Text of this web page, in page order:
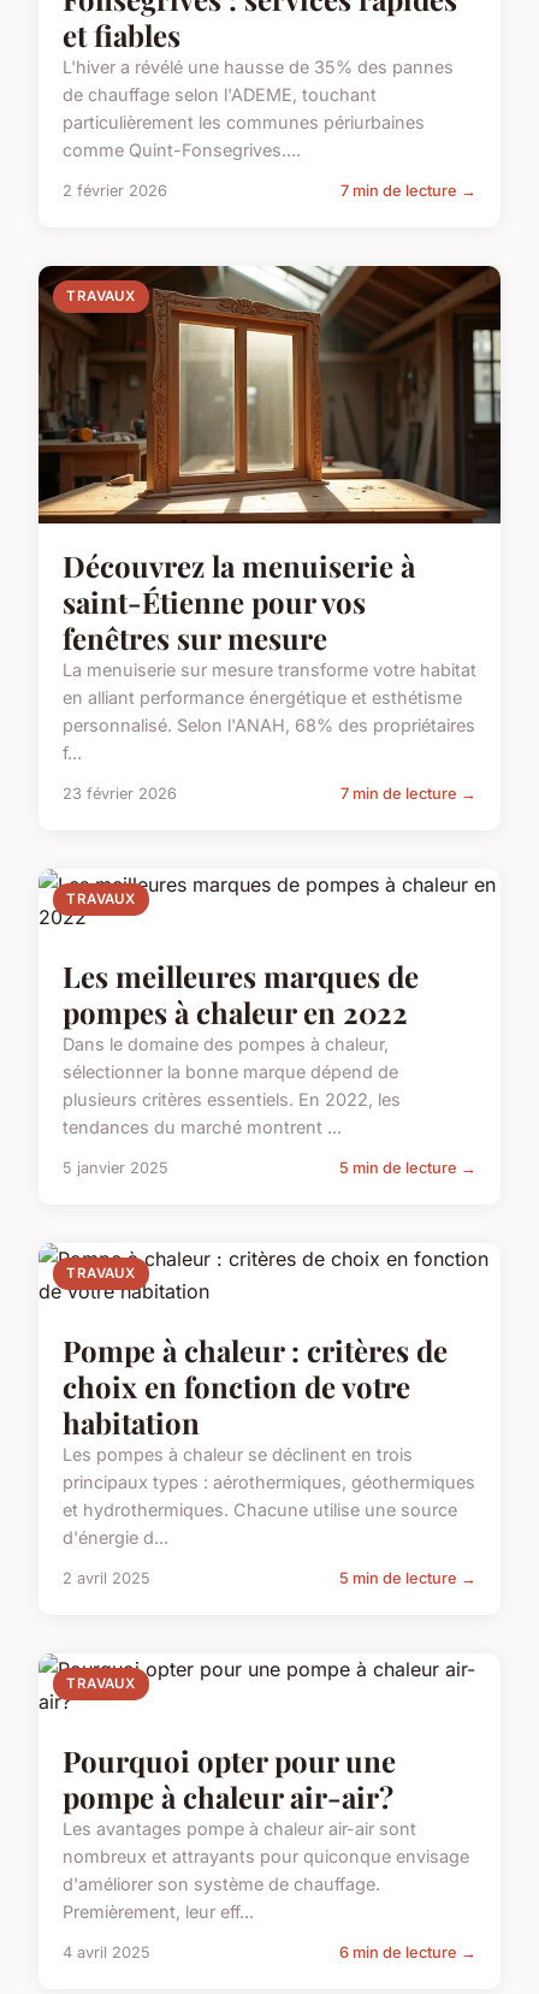
et fiables
L'hiver a révélé une hausse de 35% des pannes
de chauffage selon l'ADEME, touchant
particulièrement les communes périurbaines
comme Quint-Fonsegrives....
2 février 2026 7 min de lecture →
TRAVAUX
Découvrez la menuiserie à
saint-Étienne pour vos
fenêtres sur mesure
La menuiserie sur mesure transforme votre habitat
en alliant performance énergétique et esthétisme
personnalisé. Selon l'ANAH, 68% des propriétaires
f...
23 février 2026 7 min de lecture →
TRAVAUX
Les meilleures marques de
pompes à chaleur en 2022
Dans le domaine des pompes à chaleur,
sélectionner la bonne marque dépend de
plusieurs critères essentiels. En 2022, les
tendances du marché montrent ...
5 janvier 2025 5 min de lecture →
TRAVAUX
Pompe à chaleur : critères de
choix en fonction de votre
habitation
Les pompes à chaleur se déclinent en trois
principaux types : aérothermiques, géothermiques
et hydrothermiques. Chacune utilise une source
d'énergie d...
2 avril 2025 5 min de lecture →
TRAVAUX
Pourquoi opter pour une
pompe à chaleur air-air?
Les avantages pompe à chaleur air-air sont
nombreux et attrayants pour quiconque envisage
d'améliorer son système de chauffage.
Premièrement, leur eff...
4 avril 2025 6 min de lecture →